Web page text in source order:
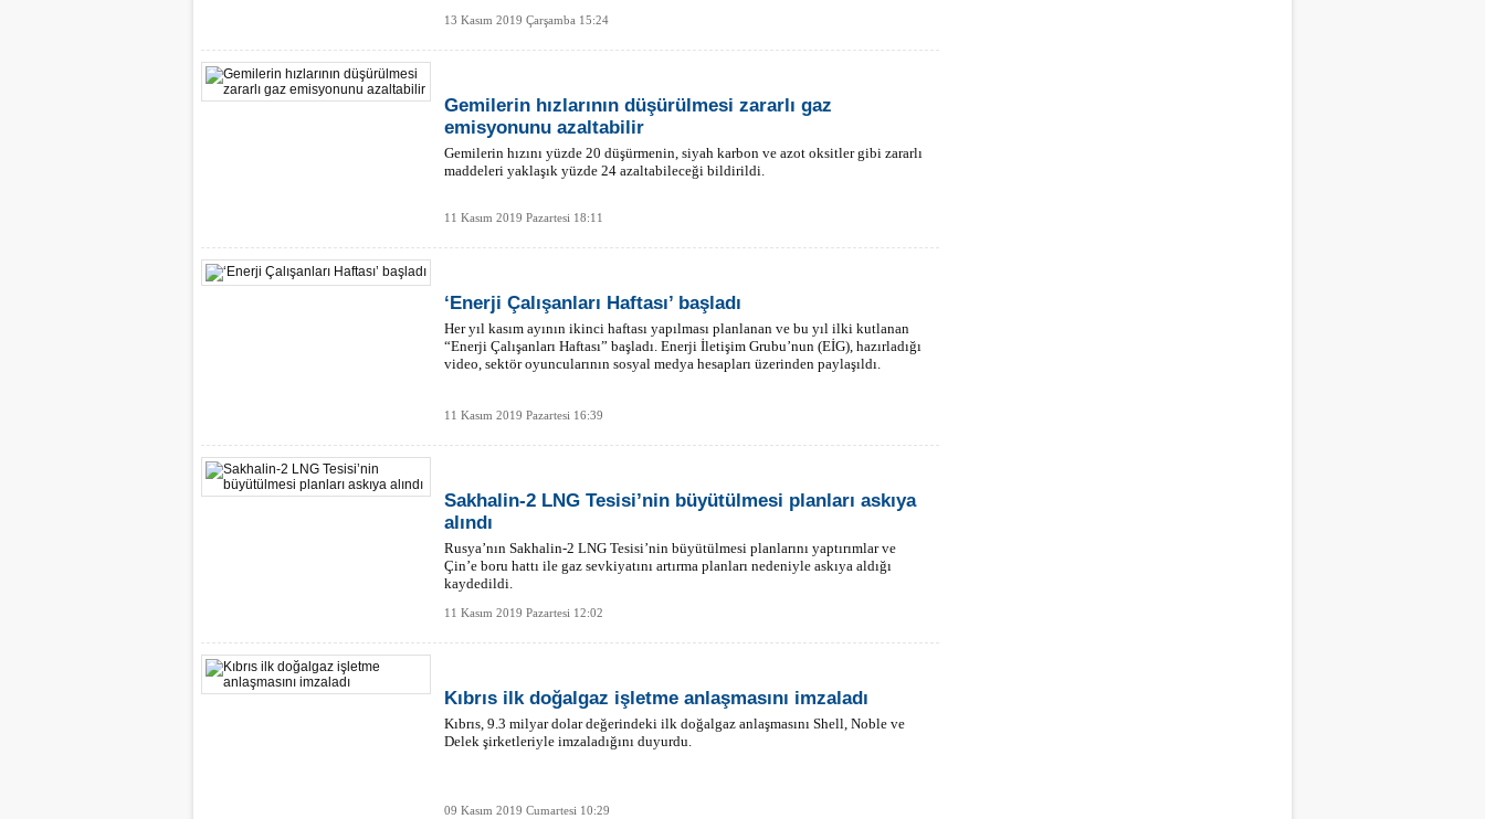
13 Kasım 2019 Çarşamba 15:24
Gemilerin hızlarının düşürülmesi zararlı gaz
emisyonunu azaltabilir
Gemilerin hızını yüzde 20 düşürmenin, siyah karbon ve azot oksitler gibi zararlı
maddeleri yaklaşık yüzde 24 azaltabileceği bildirildi.
11 Kasım 2019 Pazartesi 18:11
‘Enerji Çalışanları Haftası’ başladı
Her yıl kasım ayının ikinci haftası yapılması planlanan ve bu yıl ilki kutlanan
“Enerji Çalışanları Haftası” başladı. Enerji İletişim Grubu’nun (EİG), hazırladığı
video, sektör oyuncularının sosyal medya hesapları üzerinden paylaşıldı.
11 Kasım 2019 Pazartesi 16:39
Sakhalin-2 LNG Tesisi’nin büyütülmesi planları askıya
alındı
Rusya’nın Sakhalin-2 LNG Tesisi’nin büyütülmesi planlarını yaptırımlar ve
Çin’e boru hattı ile gaz sevkiyatını artırma planları nedeniyle askıya aldığı
kaydedildi.
11 Kasım 2019 Pazartesi 12:02
Kıbrıs ilk doğalgaz işletme anlaşmasını imzaladı
Kıbrıs, 9.3 milyar dolar değerindeki ilk doğalgaz anlaşmasını Shell, Noble ve
Delek şirketleriyle imzaladığını duyurdu.
09 Kasım 2019 Cumartesi 10:29